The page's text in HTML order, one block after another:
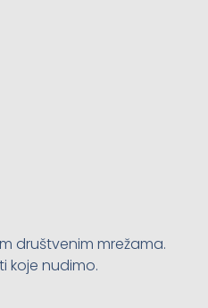
društvenim mrežama.
koje nudimo.